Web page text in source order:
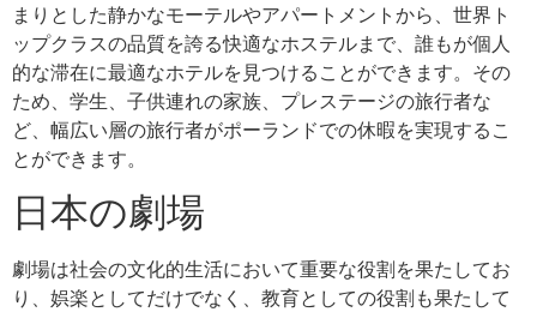
まりとした静かなモーテルやアパートメントから、世界ト
ップクラスの品質を誇る快適なホステルまで、誰もが個人
的な滞在に最適なホテルを見つけることができます。その
ため、学生、子供連れの家族、プレステージの旅行者な
ど、幅広い層の旅行者がポーランドでの休暇を実現するこ
とができます。
日本の劇場
劇場は社会の文化的生活において重要な役割を果たしてお
り、娯楽としてだけでなく、教育としての役割も果たして